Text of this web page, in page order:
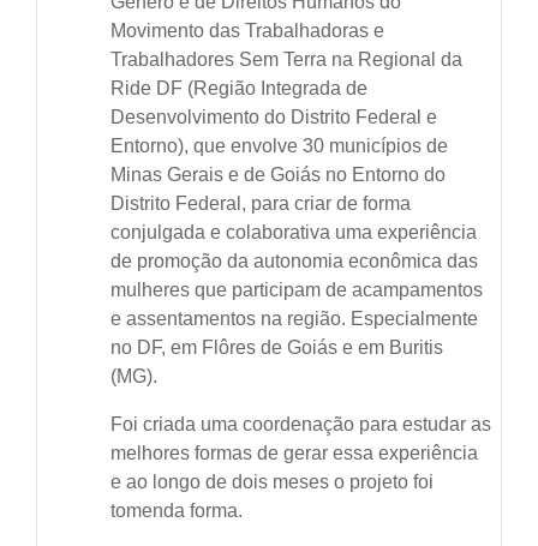
Movimento das Trabalhadoras e
Trabalhadores Sem Terra na Regional da
Ride DF (Região Integrada de
Desenvolvimento do Distrito Federal e
Entorno), que envolve 30 municípios de
Minas Gerais e de Goiás no Entorno do
Distrito Federal, para criar de forma
conjulgada e colaborativa uma experiência
de promoção da autonomia econômica das
mulheres que participam de acampamentos
e assentamentos na região. Especialmente
no DF, em Flôres de Goiás e em Buritis
(MG).
Foi criada uma coordenação para estudar as
melhores formas de gerar essa experiência
e ao longo de dois meses o projeto foi
tomenda forma.